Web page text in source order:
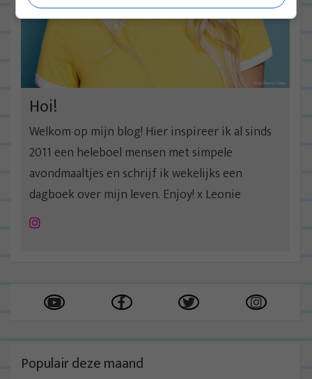
Hoi!
Welkom op mijn blog! Hier inspireer ik al sinds
2011 een heleboel mensen met simpele
avondmaaltjes en schrijf ik wekelijks een
dagboek over mijn leven. Enjoy! x Leonie
Instagram
Populair deze maand